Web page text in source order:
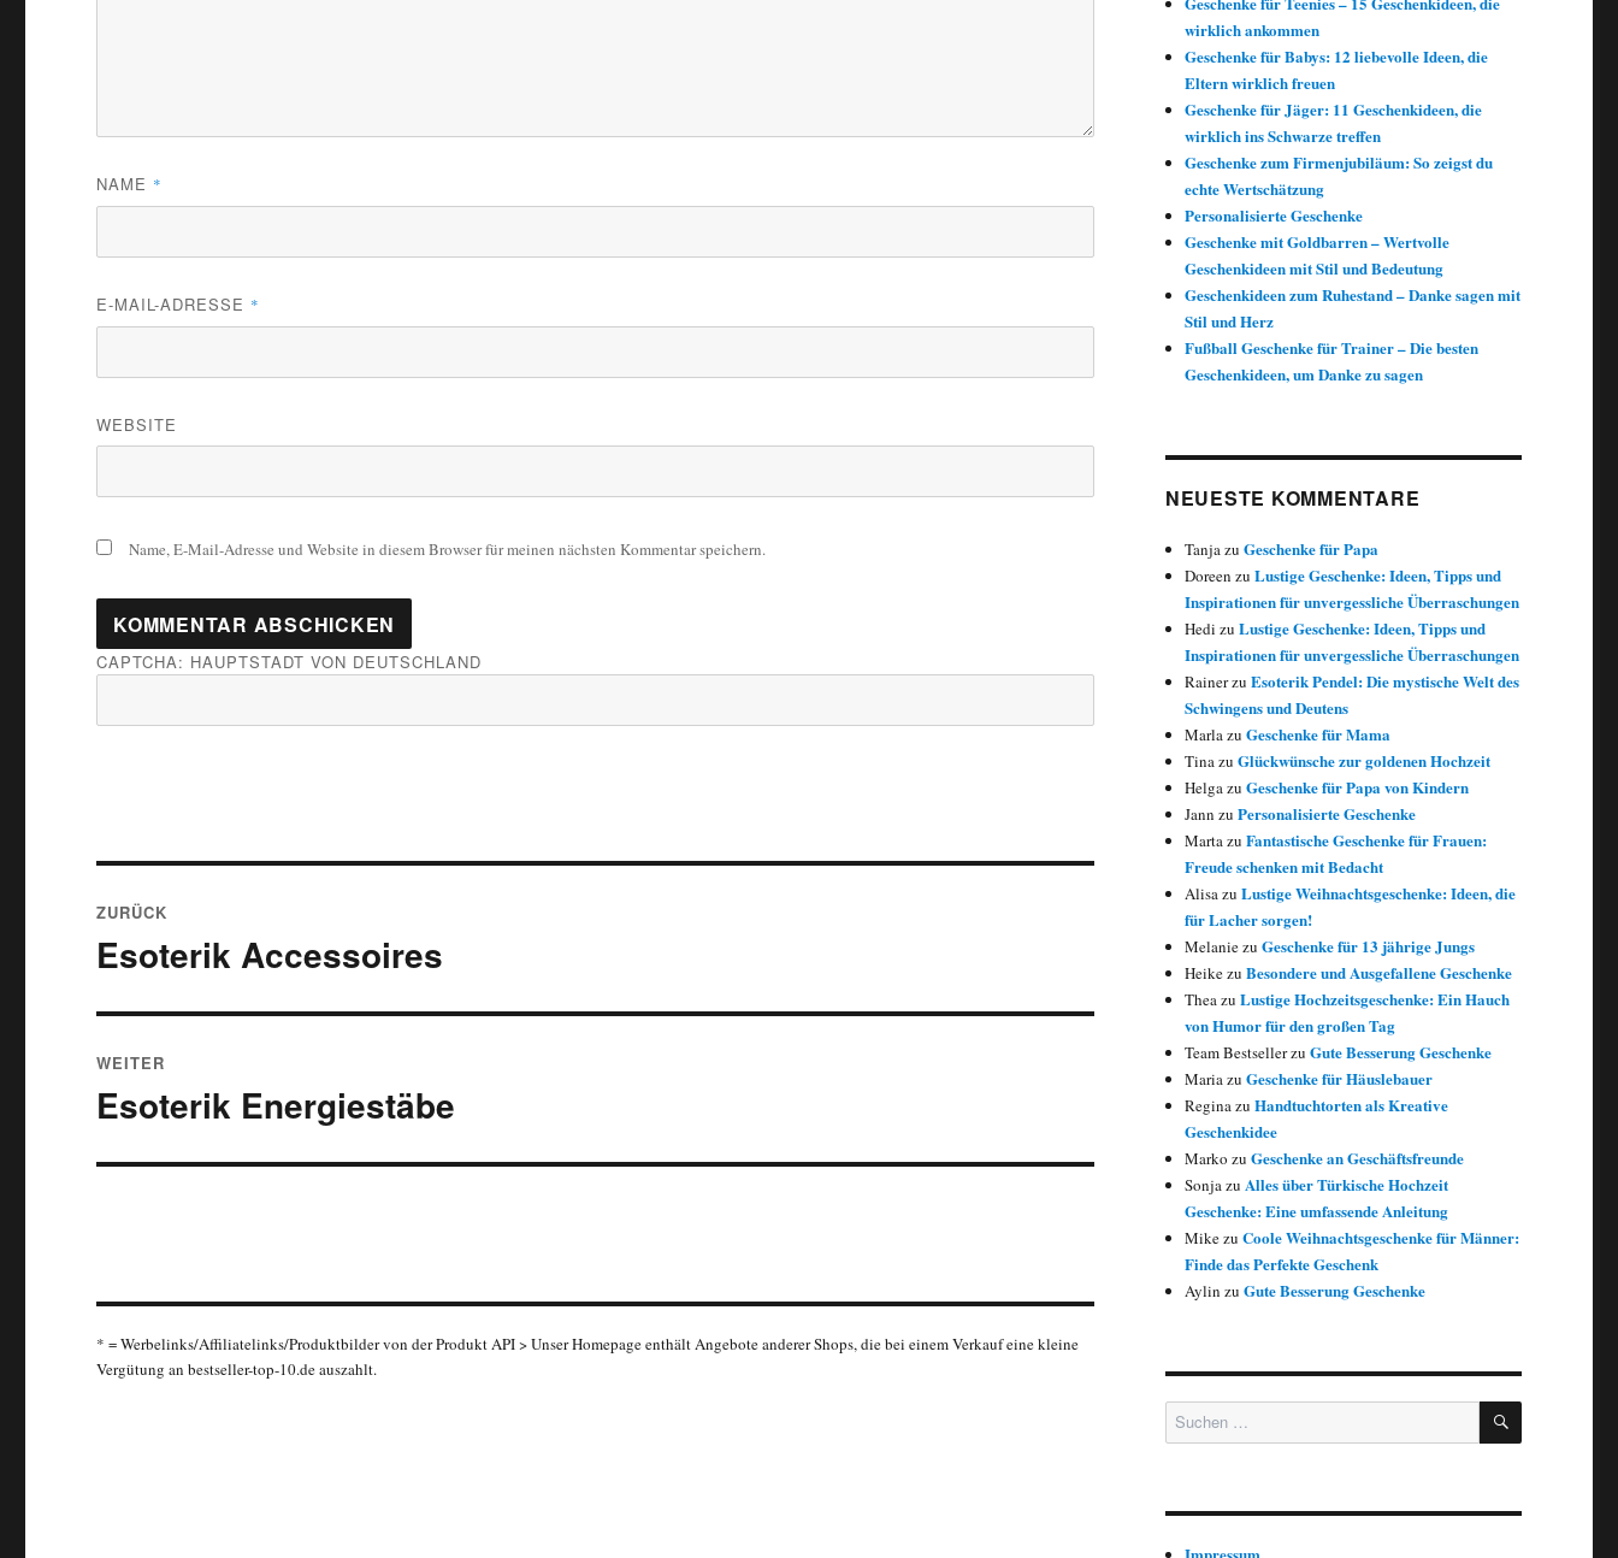
NAME *
E-MAIL-ADRESSE *
WEBSITE
Name, E-Mail-Adresse und Website in diesem Browser für meinen nächsten Kommentar speichern.
CAPTCHA: HAUPTSTADT VON DEUTSCHLAND
ZURÜCK
Vorheriger Beitrag:
Esoterik Accessoires
WEITER
Nächster Beitrag:
Esoterik Energiestäbe
* = Werbelinks/Affiliatelinks/Produktbilder von der Produkt API > Unser Homepage enthält Angebote anderer Shops, die bei einem Verkauf eine kleine
Vergütung an bestseller-top-10.de auszahlt.
wirklich ankommen
Geschenke für Babys: 12 liebevolle Ideen, die
Eltern wirklich freuen
Geschenke für Jäger: 11 Geschenkideen, die
wirklich ins Schwarze treffen
Geschenke zum Firmenjubiläum: So zeigst du
echte Wertschätzung
Personalisierte Geschenke
Geschenke mit Goldbarren – Wertvolle
Geschenkideen mit Stil und Bedeutung
Geschenkideen zum Ruhestand – Danke sagen mit
Stil und Herz
Fußball Geschenke für Trainer – Die besten
Geschenkideen, um Danke zu sagen
NEUESTE KOMMENTARE
TanjazuGeschenke für Papa
Doreen zuLustige Geschenke: Ideen, Tipps und
Inspirationen für unvergessliche Überraschungen
Hedi zuLustige Geschenke: Ideen, Tipps und
Inspirationen für unvergessliche Überraschungen
RainerzuEsoterik Pendel: Die mystische Welt des
Schwingens und Deutens
MarlazuGeschenke für Mama
TinazuGlückwünsche zur goldenen Hochzeit
HelgazuGeschenke für Papa von Kindern
Jann zuPersonalisierte Geschenke
MartazuFantastische Geschenke für Frauen:
Freude schenken mit Bedacht
AlisazuLustige Weihnachtsgeschenke: Ideen, die
für Lacher sorgen!
MelaniezuGeschenke für 13 jährige Jungs
HeikezuBesondere und Ausgefallene Geschenke
TheazuLustige Hochzeitsgeschenke: Ein Hauch
von Humor für den großen Tag
Team BestsellerzuGute Besserung Geschenke
MariazuGeschenke für Häuslebauer
ReginazuHandtuchtorten als Kreative
Geschenkidee
Marko zuGeschenke an Geschäftsfreunde
SonjazuAlles über Türkische Hochzeit
Geschenke: Eine umfassende Anleitung
MikezuCoole Weihnachtsgeschenke für Männer:
Finde das Perfekte Geschenk
Aylin zuGute Besserung Geschenke
Suchen nach: SUCHEN